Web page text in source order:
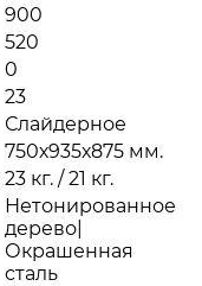
900
520
0
23
Слайдерное
750х935х875 мм.
23 кг. / 21 кг.
Нетонированное
дерево|
Окрашенная
сталь